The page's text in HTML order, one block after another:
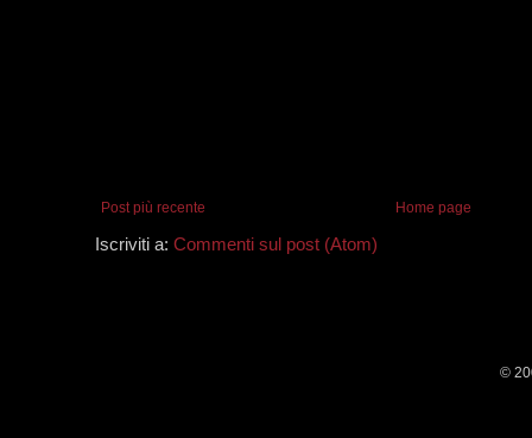
Post più recente Home page
Iscriviti a: Commenti sul post (Atom)
©